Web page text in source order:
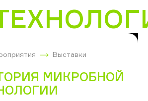
Выставки
МИКРОБНОЙ